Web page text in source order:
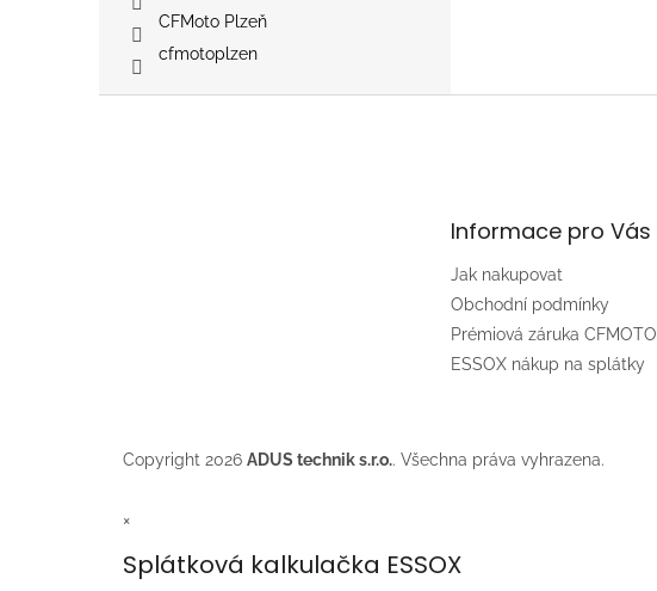
CFMoto Plzeň
cfmotoplzen
Informace pro Vás
Jak nakupovat
Obchodní podmínky
Prémiová záruka CFMOTO
ESSOX nákup na splátky
Copyright 2026 ADUS technik s.r.o.. Všechna práva vyhrazena.
×
Splátková kalkulačka ESSOX